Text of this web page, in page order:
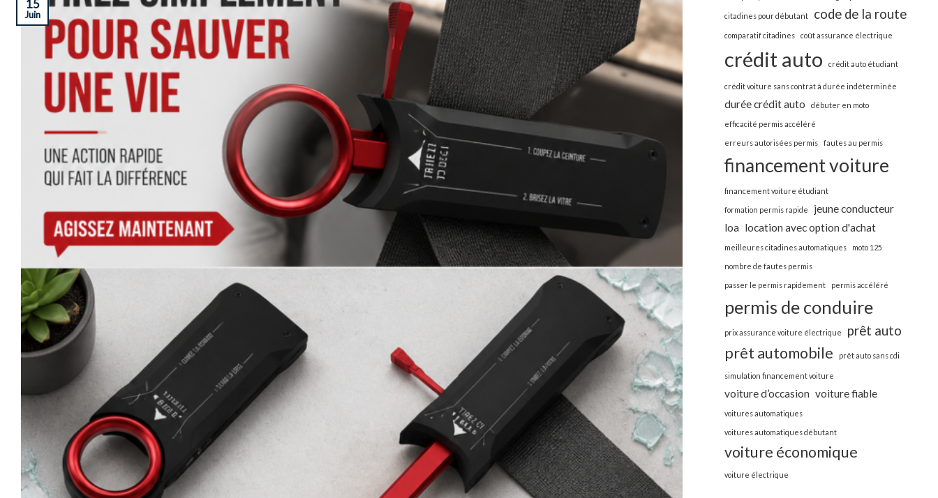
15
Juin citadines pour débutant code de la route
comparatif citadines coût assurance électrique
crédit auto crédit auto étudiant
crédit voiture sans contrat à durée indéterminée
durée crédit auto débuter en moto
efficacité permis accéléré
erreurs autorisées permis fautes au permis
financement voiture
financement voiture étudiant
formation permis rapide
jeune conducteur
loa location avec option d'achat
meilleures citadines automatiques moto 125
nombre de fautes permis
passer le permis rapidement permis accéléré
permis de conduire
prix assurance voiture électrique prêt auto
prêt automobile prêt auto sans cdi
simulation financement voiture
voiture d’occasion voiture fiable
voitures automatiques
voitures automatiques débutant
voiture économique
voiture électrique